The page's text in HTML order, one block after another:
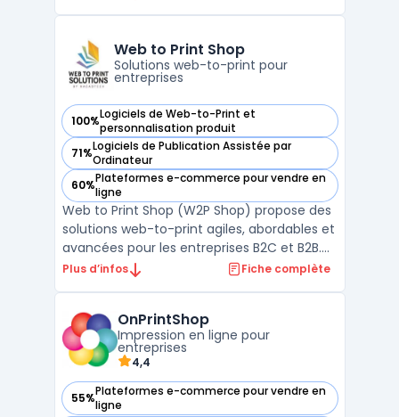
catalogue local vérifié. Les producteurs
locaux peuvent ains ...
Web to Print Shop
Solutions web-to-print pour
entreprises
100%Logiciels de Web-to-Print et
personnalisation produit
— voir Web to Print Shop dans cette catégorie
71%Logiciels de Publication Assistée par
Ordinateur
— voir Web to Print Shop dans cette catégorie
60%Plateformes e-commerce pour vendre en
ligne
— voir Web to Print Shop dans cette catégorie
Web to Print Shop (W2P Shop) propose des
solutions web-to-print agiles, abordables et
avancées pour les entreprises B2C et B2B.
Leur offre inclut des logiciels faciles à
imprimerie en ligne à la recherche d'un
logiciel we ...
Plus d’infos Fiche complète
OnPrintShop
Impression en ligne pour
entreprises
4,4
55%Plateformes e-commerce pour vendre en
ligne
— voir OnPrintShop dans cette catégorie